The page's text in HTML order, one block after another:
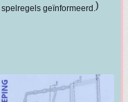
geïnformeerd.)